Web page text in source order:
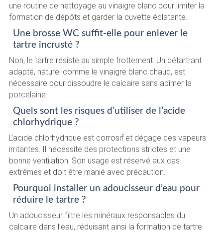
une routine de nettoyage au vinaigre blanc pour limiter la
formation de dépôts et garder la cuvette éclatante.
Une brosse WC suffit-elle pour enlever le
tartre incrusté ?
Non, le tartre résiste au simple frottement. Un détartrant
adapté, naturel comme le vinaigre blanc chaud, est
nécessaire pour dissoudre le calcaire sans abîmer la
porcelaine.
Quels sont les risques d’utiliser de l’acide
chlorhydrique ?
L’acide chlorhydrique est corrosif et dégage des vapeurs
irritantes. Il nécessite des protections strictes et une
bonne ventilation. Son usage est réservé aux cas
extrêmes et doit être manié avec précaution.
Pourquoi installer un adoucisseur d’eau pour
réduire le tartre ?
Un adoucisseur filtre les minéraux responsables du
calcaire dans l’eau, réduisant ainsi la formation de tartre